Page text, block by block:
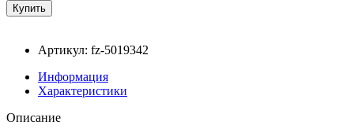
Артикул: fz-5019342
Информация
Характеристики
Описание